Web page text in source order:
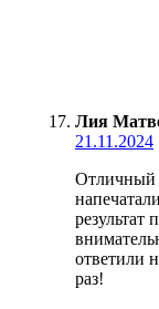
Лия
21.11.2024
Отличный
ответили
раз!